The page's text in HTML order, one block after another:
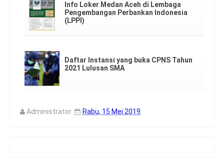
Info Loker Medan Aceh di Lembaga
Pengembangan Perbankan Indonesia
(LPPI)
Daftar Instansi yang buka CPNS Tahun
2021 Lulusan SMA
Administrator Rabu, 15 Mei 2019